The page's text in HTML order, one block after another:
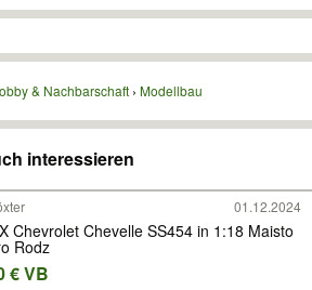
& Nachbarschaft Modellbau
interessieren
01.12.2024
Chevrolet Chevelle SS454 in 1:18 Maisto
Rodz
€ VB